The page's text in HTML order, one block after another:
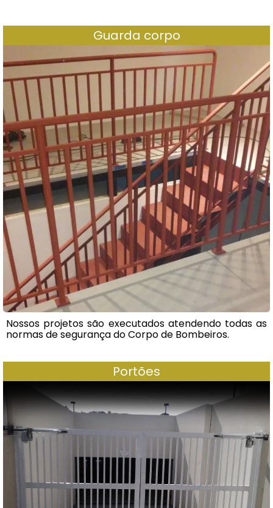
Guarda corpo
Nossos projetos são executados atendendo todas as
normas de segurança do Corpo de Bombeiros.
Portões